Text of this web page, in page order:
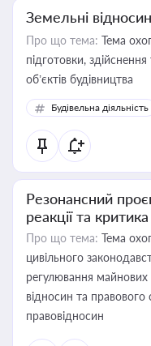
Земельні
Про що тема: Тема
підготовки,
об’єктів будівництва
Будівельна діяльність
Резонансний
реакції та критика
Про що тема: Тема
цивільного
регулювання майнових
відносин та правового
правовідносин